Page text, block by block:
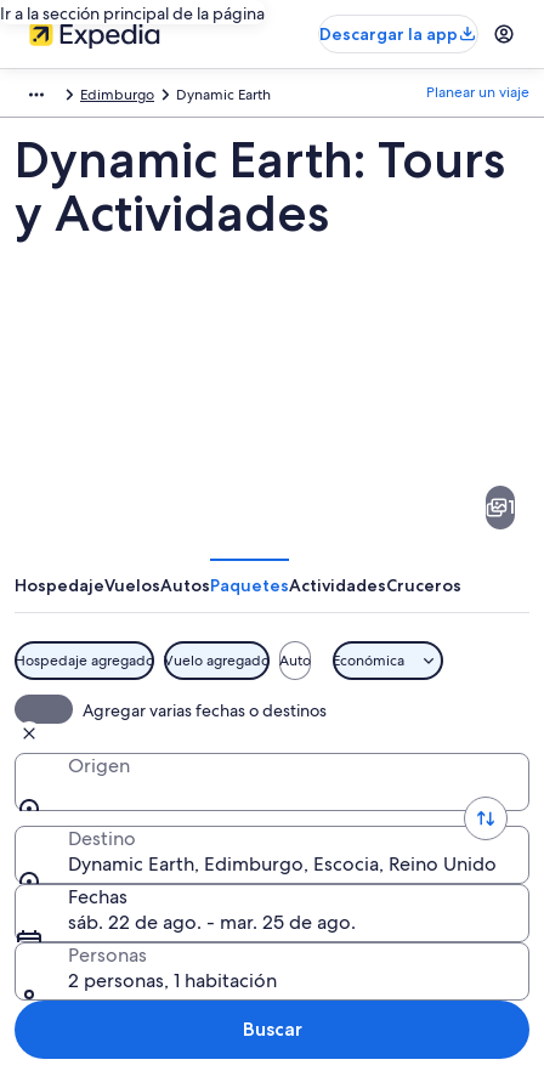
Ir a la sección principal de la página
Descargar la app
Edimburgo Dynamic Earth Planear un viaje
Dynamic Earth: Tours
y Actividades
1
HospedajeVuelosAutosPaquetesActividadesCruceros
Hospedaje agregado Vuelo agregado Auto Económica
Agregar varias fechas o destinos
Origen
Destino
Dynamic Earth, Edimburgo, Escocia, Reino Unido
Fechas
sáb. 22 de ago. - mar. 25 de ago.
Personas
2 personas, 1 habitación
Buscar